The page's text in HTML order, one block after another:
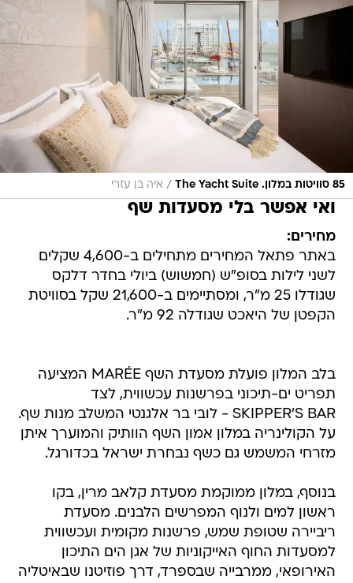
85 סוויטות במלון. The Yacht Suite / איה בן עזרי
ואי אפשר בלי מסעדות שף
מחירים:
באתר פתאל המחירים מתחילים ב-4,600 שקלים
לשני לילות בסופ"ש (חמשוש) ביולי בחדר דלקס
שגודלו 25 מ"ר, ומסתיימים ב-21,600 שקל בסוויטת
הקפטן של היאכט שגודלה 92 מ"ר.
בלב המלון פועלת מסעדת השף MARÉE המציעה
תפריט ים-תיכוני בפרשנות עכשווית, לצד
SKIPPER'S BAR - לובי בר אלגנטי המשלב מנות שף.
על הקולינריה במלון אמון השף הוותיק והמוערך איתן
מזרחי המשמש גם כשף נבחרת ישראל בכדורגל.
בנוסף, במלון ממוקמת מסעדת קלאב מרין, בקו
ראשון למים ולנוף המפרשים הלבנים. מסעדת
ריביירה שטופת שמש, פרשנות מקומית ועכשווית
למסעדות החוף האייקוניות של אגן הים התיכון
האירופאי, ממרבייה שבספרד, דרך פוזיטנו שבאיטליה